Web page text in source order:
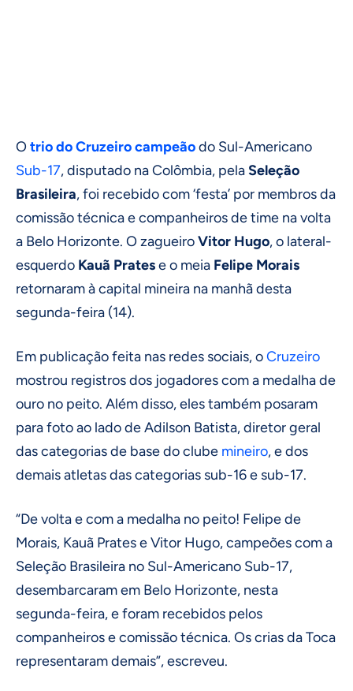
Otrio do Cruzeiro campeãodo Sul-Americano
Sub-17, disputado na Colômbia, pelaSeleção
Brasileira, foi recebido com ‘festa’ por membros da
comissão técnica e companheiros de time na volta
a Belo Horizonte. O zagueiroVitor Hugo, o lateral-
esquerdo Kauã Pratese o meia Felipe Morais
retornaram à capital mineira na manhã desta
segunda-feira (14).
Em publicação feita nas redes sociais, oCruzeiro
mostrou registros dos jogadores com a medalha de
ouro no peito. Além disso, eles também posaram
para foto ao lado de Adilson Batista, diretor geral
das categorias de base do clube mineiro, e dos
demais atletas das categorias sub-16 e sub-17.
“De volta e com a medalha no peito! Felipe de
Morais, Kauã Prates e Vitor Hugo, campeões com a
Seleção Brasileira no Sul-Americano Sub-17,
desembarcaram em Belo Horizonte, nesta
segunda-feira, e foram recebidos pelos
companheiros e comissão técnica. Os crias da Toca
representaram demais”, escreveu.